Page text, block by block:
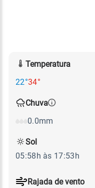
Temperatura
22°34°
Chuva
0.0mm
Rajada de vento
Sol
05:58h às 17:53h